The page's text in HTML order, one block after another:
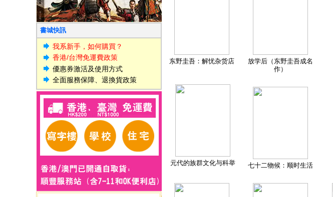
書城快訊
我系新手，如何購買？
香港/台灣免運費政策
優惠券激活及使用方式
全面服務保障、退換貨政策
东野圭吾：解忧杂货店
放学后（东野圭吾成名
作）
元代的族群文化与科举 七十二物候：顺时生活